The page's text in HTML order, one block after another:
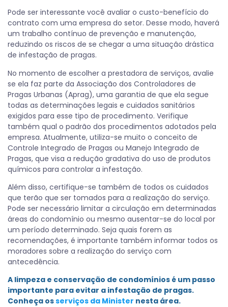
Pode ser interessante você avaliar o custo-benefício do
contrato com uma empresa do setor. Desse modo, haverá
um trabalho contínuo de prevenção e manutenção,
reduzindo os riscos de se chegar a uma situação drástica
de infestação de pragas.
No momento de escolher a prestadora de serviços, avalie
se ela faz parte da Associação dos Controladores de
Pragas Urbanas (Aprag), uma garantia de que ela segue
todas as determinações legais e cuidados sanitários
exigidos para esse tipo de procedimento. Verifique
também qual o padrão dos procedimentos adotados pela
empresa. Atualmente, utiliza-se muito o conceito de
Controle Integrado de Pragas ou Manejo Integrado de
Pragas, que visa a redução gradativa do uso de produtos
químicos para controlar a infestação.
Além disso, certifique-se também de todos os cuidados
que terão que ser tomados para a realização do serviço.
Pode ser necessário limitar a circulação em determinadas
áreas do condomínio ou mesmo ausentar-se do local por
um período determinado. Seja quais forem as
recomendações, é importante também informar todos os
moradores sobre a realização do serviço com
antecedência.
A limpeza e conservação de condomínios é um passo
importante para evitar a infestação de pragas.
Conheça osserviços da Minister nesta área.